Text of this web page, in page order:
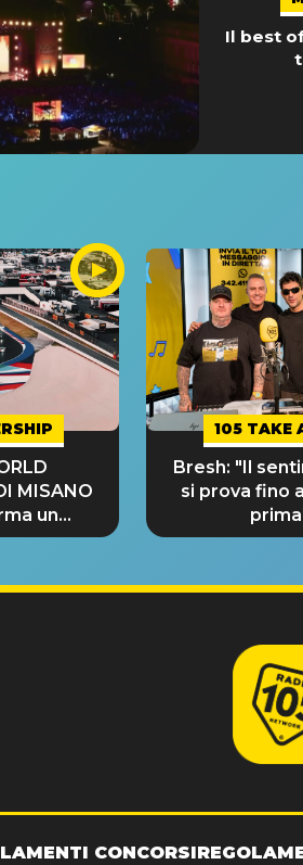
Il best
MISANO
un
105 TAKE
Bresh: "Il
si prova fino
CONCORSI